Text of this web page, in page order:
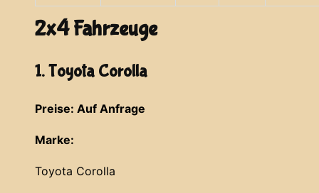
2x4 Fahrzeuge
1. Toyota Corolla
Preise: Auf Anfrage
Marke:
Toyota Corolla